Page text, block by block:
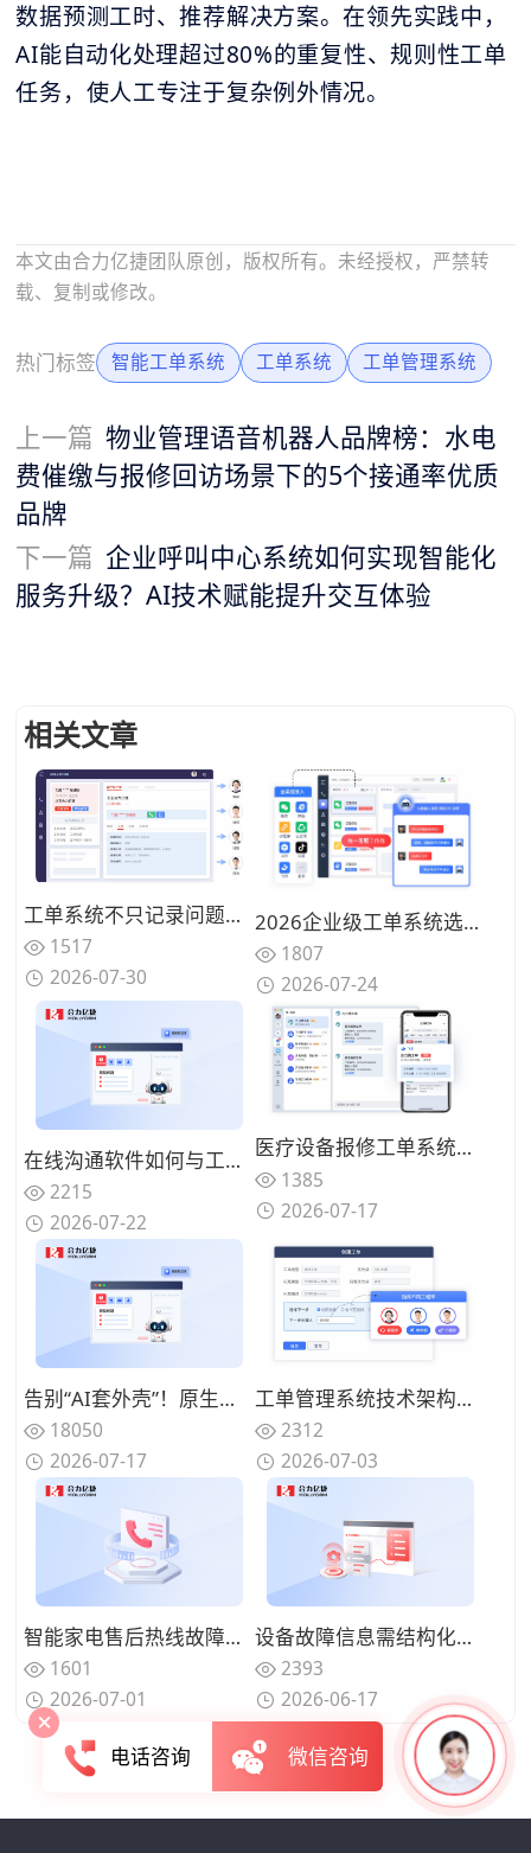
数据预测工时、推荐解决方案。在领先实践中，
AI能自动化处理超过80%的重复性、规则性工单
任务，使人工专注于复杂例外情况。
本文由合力亿捷团队原创，版权所有。未经授权，严禁转
载、复制或修改。
热门标签 智能工单系统 工单系统 工单管理系统
上一篇 物业管理语音机器人品牌榜：水电
费催缴与报修回访场景下的5个接通率优质
品牌
下一篇 企业呼叫中心系统如何实现智能化
服务升级？AI技术赋能提升交互体验
相关文章
工单系统不只记录问题时，分类、派单和工作量统计如何支撑服务闭环？
1517
2026-07-30
2026企业级工单系统选型指南：智能派单、SLA与客服协同
1807
2026-07-24
在线沟通软件如何与工单系统结合？打造服务闭环的枢纽
2215
2026-07-22
医疗设备报修工单系统怎么搭？报修、派工和验收如何形成闭环
1385
2026-07-17
告别“AI套外壳”！原生集成呼叫中心+AI电话客服+工单系统的全栈厂商推荐
18050
2026-07-17
工单管理系统技术架构：智能派单、SLA保障与自动化协同
2312
2026-07-03
智能家电售后热线故障代码解读到上门派单全流程自动化：语音机器人串联工单系统的部署实践
1601
2026-07-01
设备故障信息需结构化采集？工单管理系统如何实现10秒创建与全渠道流转
2393
2026-06-17
电话咨询 微信咨询